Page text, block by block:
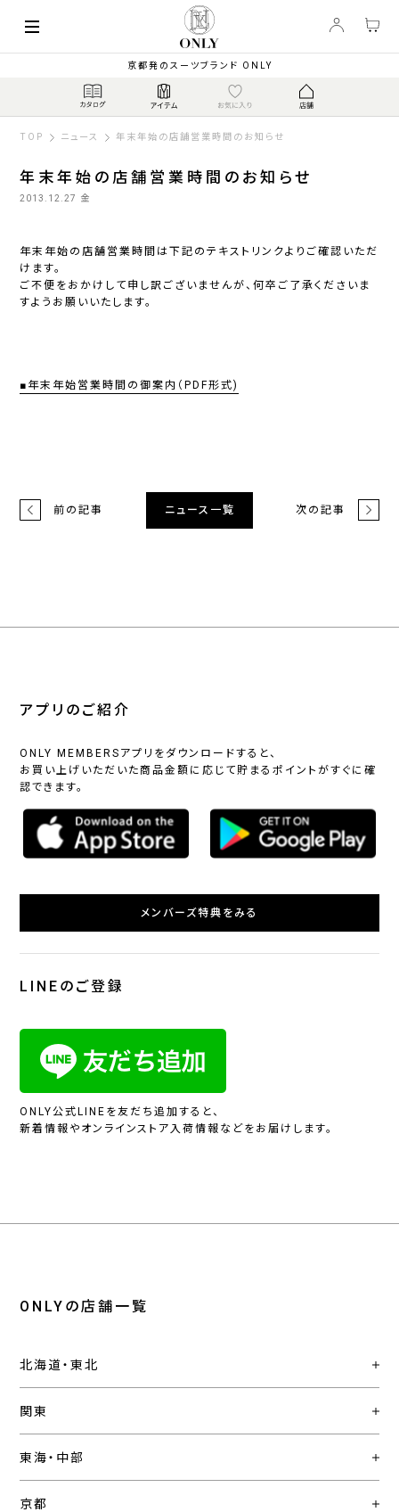
京都発のスーツブランド ONLY
TOP ニュース 年末年始の店舗営業時間のお知らせ
年末年始の店舗営業時間のお知らせ
2013.12.27 金
年末年始の店舗営業時間は下記のテキストリンクよりご確認いただ
けます。
ご不便をおかけして申し訳ございませんが、何卒ご了承くださいま
すようお願いいたします。
■年末年始営業時間の御案内（PDF形式)
前の記事 ニュース一覧 次の記事
アプリのご紹介
ONLY MEMBERSアプリをダウンロードすると、
お買い上げいただいた商品金額に応じて貯まるポイントがすぐに確
認できます。
メンバーズ特典をみる
LINEのご登録
ONLY公式LINEを友だち追加すると、
新着情報やオンラインストア入荷情報などをお届けします。
ONLYの店舗一覧
北海道・東北
関東
東海・中部
京都